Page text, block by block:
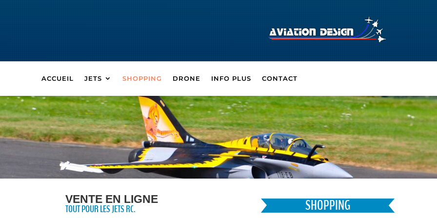
ACCUEIL JETS SHOPPING DRONE INFO PLUS CONTACT
VENTE EN LIGNE
TOUT POUR LES JETS RC. SHOPPING